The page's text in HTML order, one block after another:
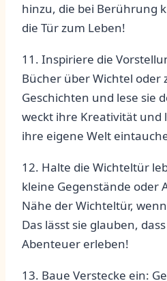
⁢hinzu, die ⁣bei Berührung
die Tür⁤ zum Leben!
11. Inspiriere die
Bücher‍ über Wichtel oder
Geschichten und lese sie
weckt ​ihre⁣ Kreativität und
ihre eigene Welt
12.​ Halte die ‍Wichteltür
kleine Gegenstände oder
Nähe der Wichteltür,
Das lässt sie ⁣glauben,
Abenteuer erleben!
13. Baue Verstecke⁤ ein: